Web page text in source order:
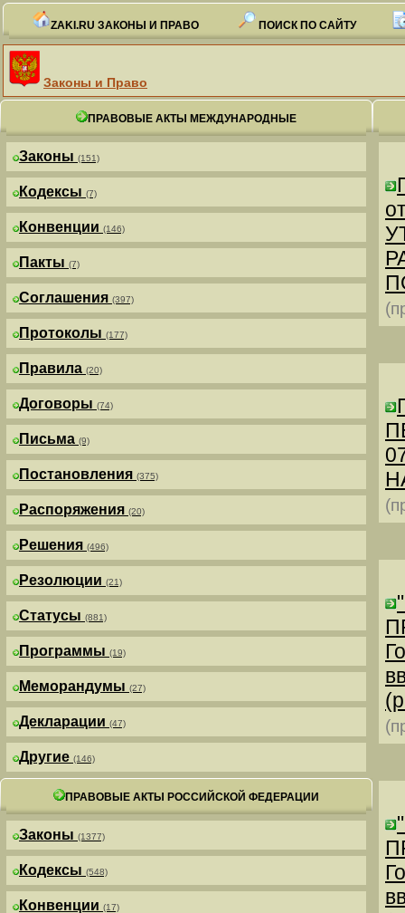
ZAKI.RU ЗАКОНЫ И ПРАВО ПОИСК ПО САЙТУ
Законы и Право
ПРАВОВЫЕ АКТЫ МЕЖДУНАРОДНЫЕ
Законы (151)
Кодексы (7)
Конвенции (146)
Пакты (7)
Соглашения (397)
Протоколы (177)
Правила (20)
Договоры (74)
Письма (9)
Постановления (375)
Распоряжения (20)
Решения (496)
Резолюции (21)
Статусы (881)
Программы (19)
Меморандумы (27)
Декларации (47)
Другие (146)
ПРАВОВЫЕ АКТЫ РОССИЙСКОЙ ФЕДЕРАЦИИ
Законы (1377)
Кодексы (548)
Конвенции (17)